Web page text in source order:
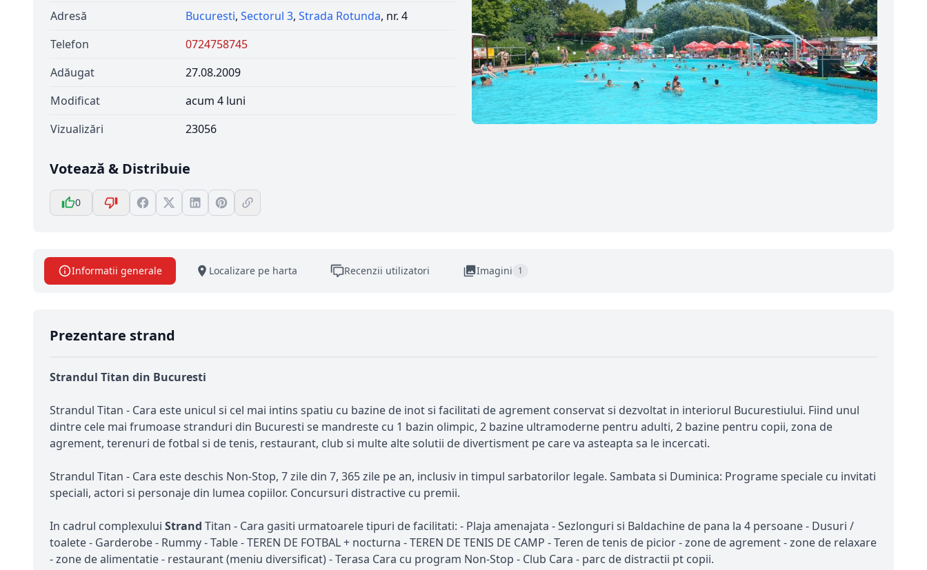
Adresă
Bucuresti, Sectorul 3, Strada Rotunda, nr. 4
Telefon
0724758745
Adăugat
27.08.2009
Modificat
acum 4 luni
Vizualizări
23056
Votează & Distribuie
0
Informatii generale Localizare pe harta Recenzii utilizatori Imagini 1
Prezentare strand
Strandul Titan din Bucuresti
Strandul Titan - Cara este unicul si cel mai intins spatiu cu bazine de inot si facilitati de agrement conservat si dezvoltat in interiorul Bucurestiului. Fiind unul
dintre cele mai frumoase stranduri din Bucuresti se mandreste cu 1 bazin olimpic, 2 bazine ultramoderne pentru adulti, 2 bazine pentru copii, zona de
agrement, terenuri de fotbal si de tenis, restaurant, club si multe alte solutii de divertisment pe care va asteapta sa le incercati.
Strandul Titan - Cara este deschis Non-Stop, 7 zile din 7, 365 zile pe an, inclusiv in timpul sarbatorilor legale. Sambata si Duminica: Programe speciale cu invitati
speciali, actori si personaje din lumea copiilor. Concursuri distractive cu premii.
In cadrul complexului Strand Titan - Cara gasiti urmatoarele tipuri de facilitati: - Plaja amenajata - Sezlonguri si Baldachine de pana la 4 persoane - Dusuri /
toalete - Garderobe - Rummy - Table - TEREN DE FOTBAL + nocturna - TEREN DE TENIS DE CAMP - Teren de tenis de picior - zone de agrement - zone de relaxare
- zone de alimentatie - restaurant (meniu diversificat) - Terasa Cara cu program Non-Stop - Club Cara - parc de distractii pt copii.